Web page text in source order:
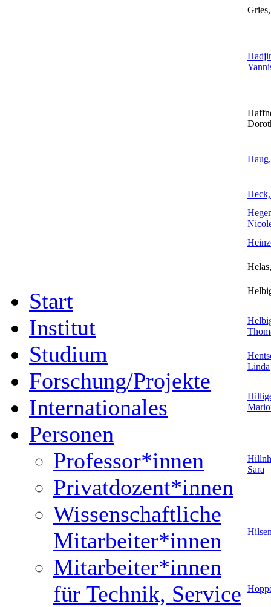
Start
Institut
Studium
Forschung/Projekte
Internationales
Personen
Professor*innen
Privatdozent*innen
Wissenschaftliche
Mitarbeiter*innen
Mitarbeiter*innen
für Technik, Service
Linda
Sara